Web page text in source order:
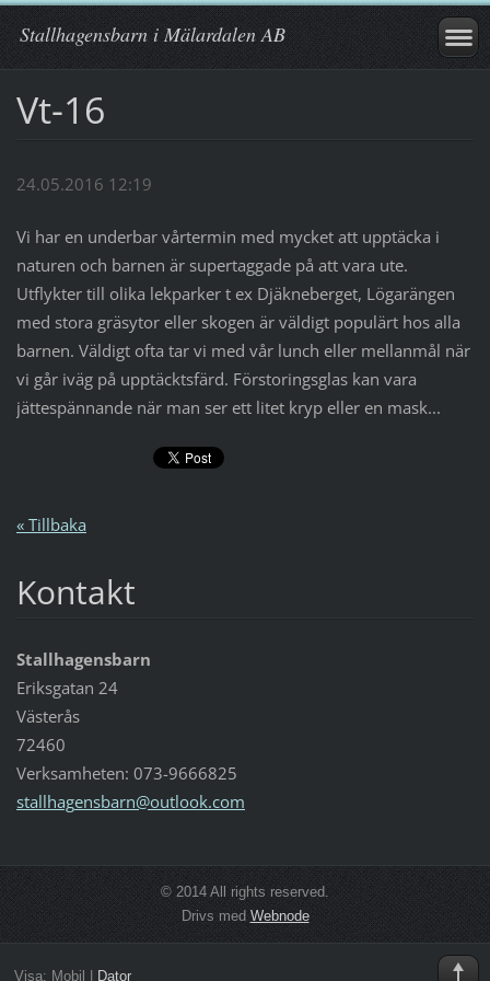
Stallhagensbarn i Mälardalen AB
Vt-16
24.05.2016 12:19
Vi har en underbar vårtermin med mycket att upptäcka i
naturen och barnen är supertaggade på att vara ute.
Utflykter till olika lekparker t ex Djäkneberget, Lögarängen
med stora gräsytor eller skogen är väldigt populärt hos alla
barnen. Väldigt ofta tar vi med vår lunch eller mellanmål när
vi går iväg på upptäcktsfärd. Förstoringsglas kan vara
jättespännande när man ser ett litet kryp eller en mask...
« Tillbaka
Kontakt
Stallhagensbarn
Eriksgatan 24
Västerås
72460
Verksamheten: 073-9666825
stallhagensbarn@outlook.com
© 2014 All rights reserved.
Drivs medWebnode
Visa: Mobil Dator